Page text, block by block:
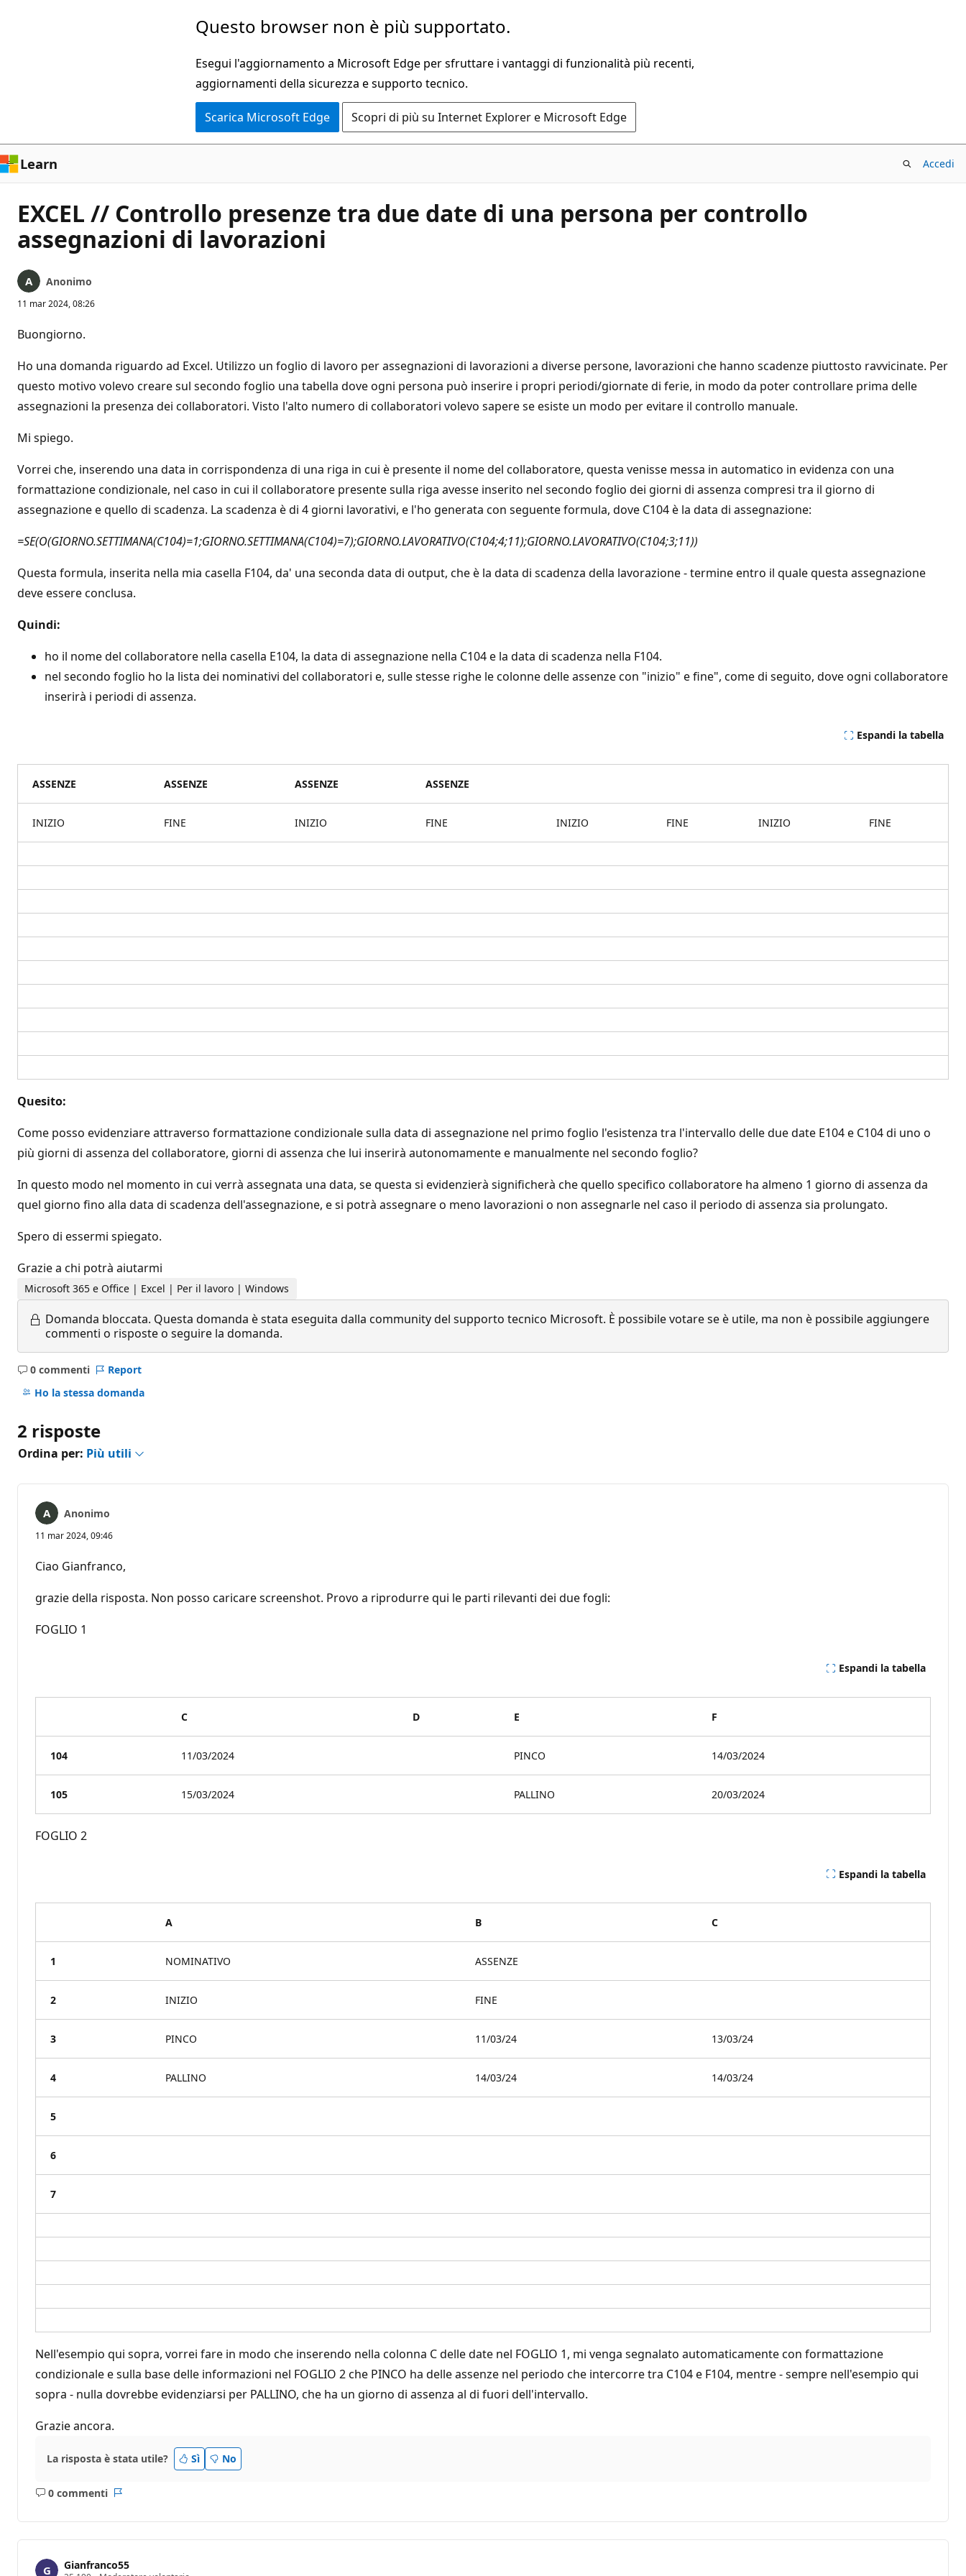
Questo browser non è più supportato.
Esegui l'aggiornamento a Microsoft Edge per sfruttare i vantaggi di funzionalità più recenti,
aggiornamenti della sicurezza e supporto tecnico.
Scarica Microsoft Edge Scopri di più su Internet Explorer e Microsoft Edge
Learn Accedi
EXCEL // Controllo presenze tra due date di una persona per controllo
assegnazioni di lavorazioni
Anonimo
11 mar 2024, 08:26
Buongiorno.
Ho una domanda riguardo ad Excel. Utilizzo un foglio di lavoro per assegnazioni di lavorazioni a diverse persone, lavorazioni che hanno scadenze piuttosto ravvicinate. Per
questo motivo volevo creare sul secondo foglio una tabella dove ogni persona può inserire i propri periodi/giornate di ferie, in modo da poter controllare prima delle
assegnazioni la presenza dei collaboratori. Visto l'alto numero di collaboratori volevo sapere se esiste un modo per evitare il controllo manuale.
Mi spiego.
Vorrei che, inserendo una data in corrispondenza di una riga in cui è presente il nome del collaboratore, questa venisse messa in automatico in evidenza con una
formattazione condizionale, nel caso in cui il collaboratore presente sulla riga avesse inserito nel secondo foglio dei giorni di assenza compresi tra il giorno di
assegnazione e quello di scadenza. La scadenza è di 4 giorni lavorativi, e l'ho generata con seguente formula, dove C104 è la data di assegnazione:
=SE(O(GIORNO.SETTIMANA(C104)=1;GIORNO.SETTIMANA(C104)=7);GIORNO.LAVORATIVO(C104;4;11);GIORNO.LAVORATIVO(C104;3;11))
Questa formula, inserita nella mia casella F104, da' una seconda data di output, che è la data di scadenza della lavorazione - termine entro il quale questa assegnazione
deve essere conclusa.
Quindi:
ho il nome del collaboratore nella casella E104, la data di assegnazione nella C104 e la data di scadenza nella F104.
nel secondo foglio ho la lista dei nominativi del collaboratori e, sulle stesse righe le colonne delle assenze con "inizio" e fine", come di seguito, dove ogni collaboratore
inserirà i periodi di assenza.
Espandi la tabella
ASSENZE ASSENZE ASSENZE ASSENZE
INIZIO FINE INIZIO FINE INIZIO FINE INIZIO FINE
Quesito:
Come posso evidenziare attraverso formattazione condizionale sulla data di assegnazione nel primo foglio l'esistenza tra l'intervallo delle due date E104 e C104 di uno o
più giorni di assenza del collaboratore, giorni di assenza che lui inserirà autonomamente e manualmente nel secondo foglio?
In questo modo nel momento in cui verrà assegnata una data, se questa si evidenzierà significherà che quello specifico collaboratore ha almeno 1 giorno di assenza da
quel giorno fino alla data di scadenza dell'assegnazione, e si potrà assegnare o meno lavorazioni o non assegnarle nel caso il periodo di assenza sia prolungato.
Spero di essermi spiegato.
Grazie a chi potrà aiutarmi
Microsoft 365 e Office | Excel | Per il lavoro | Windows
Domanda bloccata. Questa domanda è stata eseguita dalla community del supporto tecnico Microsoft. È possibile votare se è utile, ma non è possibile aggiungere
commenti o risposte o seguire la domanda.
0 commenti
Nessun
commento
Report
Ho la stessa domanda
2 risposte
Ordina per: Più utili
Anonimo
11 mar 2024, 09:46
Ciao Gianfranco,
grazie della risposta. Non posso caricare screenshot. Provo a riprodurre qui le parti rilevanti dei due fogli:
FOGLIO 1
Espandi la tabella
C D E F
104 11/03/2024 PINCO 14/03/2024
105 15/03/2024 PALLINO 20/03/2024
FOGLIO 2
Espandi la tabella
A B C
1 NOMINATIVO ASSENZE
2 INIZIO FINE
3 PINCO 11/03/24 13/03/24
4 PALLINO 14/03/24 14/03/24
5
6
7
Nell'esempio qui sopra, vorrei fare in modo che inserendo nella colonna C delle date nel FOGLIO 1, mi venga segnalato automaticamente con formattazione
condizionale e sulla base delle informazioni nel FOGLIO 2 che PINCO ha delle assenze nel periodo che intercorre tra C104 e F104, mentre - sempre nell'esempio qui
sopra - nulla dovrebbe evidenziarsi per PALLINO, che ha un giorno di assenza al di fuori dell'intervallo.
Grazie ancora.
La risposta è stata utile? Sì No
0 commenti
Nessun
Gianfranco55